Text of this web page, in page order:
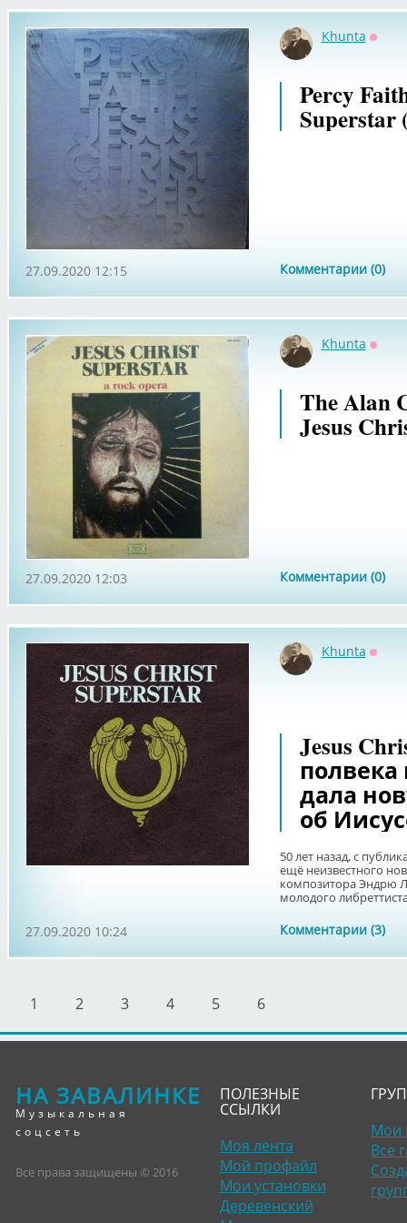
Khunta
Percy
Superstar
Комментарии (0)
27.09.2020 12:15
Khunta
The Alan
Jesus
Комментарии (0)
27.09.2020 12:03
Khunta
Jesus
полвека
дала
об
50 лет назад, с
ещё неизвестного
композитора Эндрю
молодого
Комментарии (3)
27.09.2020 10:24
1 2 3 4 5 6
НА ЗАВАЛИНКЕ
Музыкальная
соцсеть
Все права защищены © 2016
ПОЛЕЗНЫЕ
ССЫЛКИ
Моя лента
Мой профайл
Мои установки
Деревенский
Мои
Все